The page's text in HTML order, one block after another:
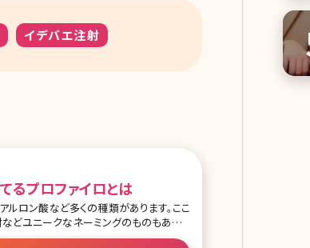
イデバエ注射
るプロファイロとは
ロン酸など多くの種類があります。ここ
どユニークなネーミングのものもありま